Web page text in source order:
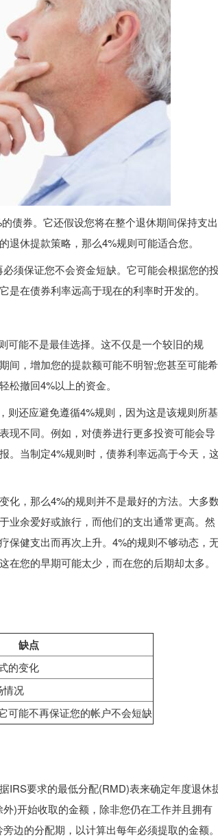
债券。它还假设您将在整个退休期间保持支出
休提款策略，那么4%规则可能适合您。
须保证您不会资金短缺。它可能会根据您的
在债券利率远高于现在的利率时开发的。
可能不是最佳选择。这不仅是一个较旧的规
间，增加您的提款额可能不明智;您甚至可能希
撤回4%以上的资金。
则还应避免遵循4%规则，因为这是该规则所基
现不同。例如，对债券进行更多投资可能会导
。当制定4%规则时，债券利率远高于今天，
化，那么4%的规则并不是最好的方法。大多数
业余爱好或旅行，而他们的支出通常更高。然
保健支出而再次上升。4%的规则不够动态，
您的早期可能太少，而在您的后期却太多。
缺点
的变化
情况
可能不再保证您的帐户不会短缺
IRS要求的最低分配(RMD)表来确定年度退休
)开始收取的金额，除非您仍在工作并且拥有
边的分配期，以计算出每年必须提取的金额。